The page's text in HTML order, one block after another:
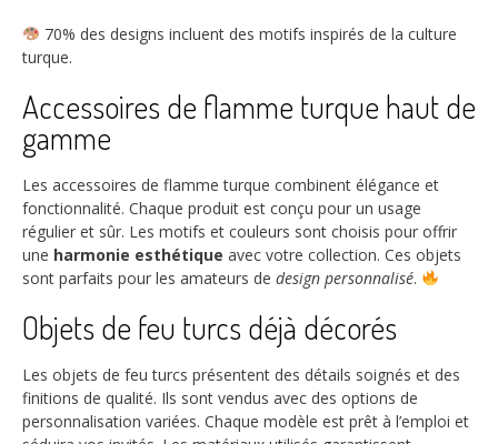
70% des designs incluent des motifs inspirés de la culture
turque.
Accessoires de flamme turque haut de
gamme
Les accessoires de flamme turque combinent élégance et
fonctionnalité. Chaque produit est conçu pour un usage
régulier et sûr. Les motifs et couleurs sont choisis pour offrir
une harmonie esthétique avec votre collection. Ces objets
sont parfaits pour les amateurs de design personnalisé.
Objets de feu turcs déjà décorés
Les objets de feu turcs présentent des détails soignés et des
finitions de qualité. Ils sont vendus avec des options de
personnalisation variées. Chaque modèle est prêt à l’emploi et